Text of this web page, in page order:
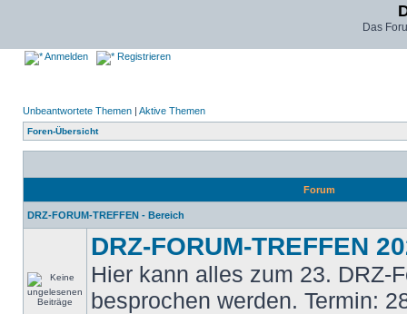
Das
Anmelden Registrieren
Unbeantwortete Themen | Aktive Themen
Foren-Übersicht
Forum
DRZ-FORUM-TREFFEN - Bereich
DRZ-FORUM-TREFFEN
Hier kann alles zum 23. DRZ-
besprochen werden. Termin: